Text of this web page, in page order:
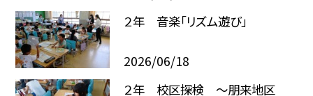
２年 音楽「リズム遊び」
2026/06/18
２年 校区探検 ～朋来地区